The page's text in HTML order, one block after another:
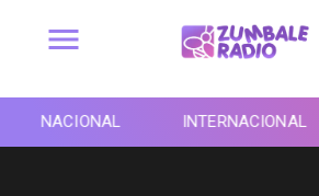
NACIONAL INTERNACIONAL